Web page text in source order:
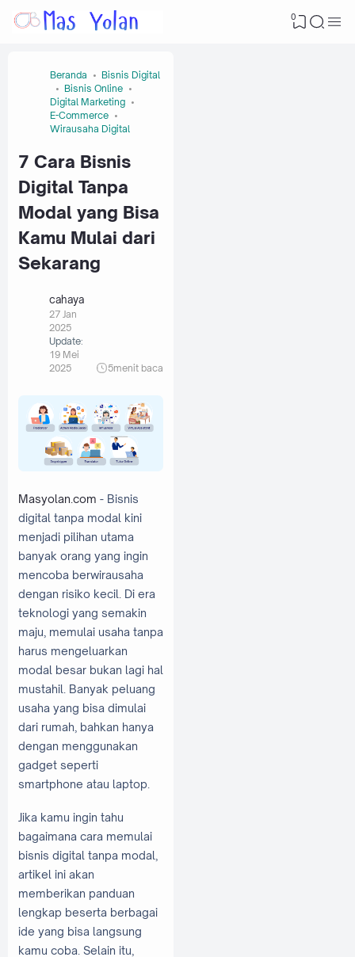
0
Beranda
Bisnis Digital
Bisnis Online
Digital Marketing
E-Commerce
Wirausaha Digital
7 Cara Bisnis
Digital Tanpa
Modal yang Bisa
Kamu Mulai dari
Sekarang
cahaya
27 Jan
2025
Update:
19 Mei
2025
5menit baca
Masyolan.com - Bisnis
digital tanpa modal kini
menjadi pilihan utama
banyak orang yang ingin
mencoba berwirausaha
dengan risiko kecil. Di era
teknologi yang semakin
maju, memulai usaha tanpa
harus mengeluarkan
modal besar bukan lagi hal
mustahil. Banyak peluang
usaha yang bisa dimulai
dari rumah, bahkan hanya
dengan menggunakan
gadget seperti
smartphone atau laptop.
Jika kamu ingin tahu
bagaimana cara memulai
bisnis digital tanpa modal,
artikel ini akan
memberikan panduan
lengkap beserta berbagai
ide yang bisa langsung
kamu coba. Selain itu,